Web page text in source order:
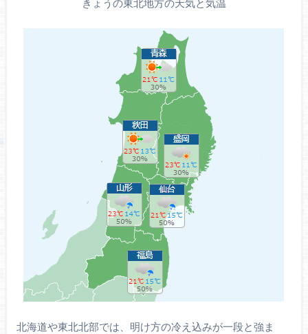
北海道や東北北部では、明け方の冷え込みが一段と強ま